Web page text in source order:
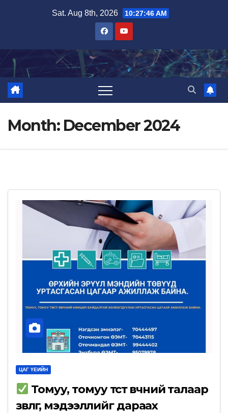
Sat. Aug 8th, 2026 10:27:47 AM
Month: December 2024
ЦАГ ҮЕИЙН
Томуу, томуу төст өвчний талаар
зөвлөгөө, мэдээллийг дараах